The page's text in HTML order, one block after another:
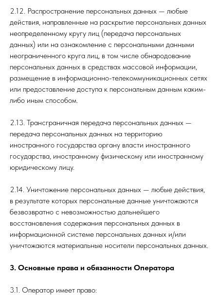
2.12. Распространение персональных данных — любые
действия, направленные на раскрытие персональных данных
неопределенному кругу лиц (передача персональных
данных) или на ознакомление с персональными данными
неограниченного круга лиц, в том числе обнародование
персональных данных в средствах массовой информации,
размещение в информационно-телекоммуникационных сетях
или предоставление доступа к персональным данным каким-
либо иным способом.
2.13. Трансграничная передача персональных данных —
передача персональных данных на территорию
иностранного государства органу власти иностранного
государства, иностранному физическому или иностранному
юридическому лицу.
2.14. Уничтожение персональных данных — любые действия,
в результате которых персональные данные уничтожаются
безвозвратно с невозможностью дальнейшего
восстановления содержания персональных данных в
информационной системе персональных данных и/или
уничтожаются материальные носители персональных данных.
3. Основные права и обязанности Оператора
3.1. Оператор имеет право: